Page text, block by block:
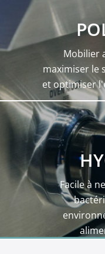
Mobilier
maximiser le
et optimiser
Facile à